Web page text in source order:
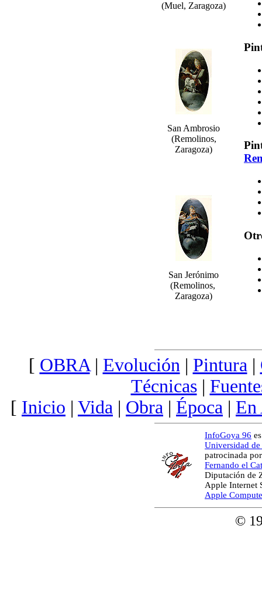
(Muel, Zaragoza)
San Ambrosio
(Remolinos,
Zaragoza)
San Jerónimo
(Remolinos,
Zaragoza)
[ OBRA| Evolución | Pintura |
Técnicas|
[ Inicio | Vida | Obra | Época | En
InfoGoya 96
Universidad de
patrocinada
Fernando el
Diputación de
Apple Internet
Apple
©